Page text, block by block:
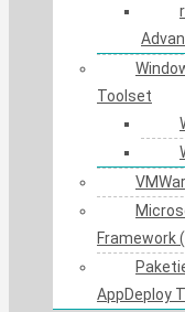
Toolset
Framework
AppDeploy